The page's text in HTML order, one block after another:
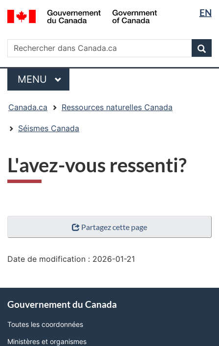
Passer
au
principal
Passer
à
sujet
du
gouvernement »
Passer
à
version
HTML
simplifiée
la
langue
EN
Rechercher
Rechercher
dans
Canada.ca
Menu
MENU PRINCIPAL
êtes
ici
Canada.ca Ressources naturelles Canada
Séismes Canada
L'avez-vous ressenti?
"Détails
page"
Partagez cette page
Date de modification : 2026-01-21
propos
de
ce
Gouvernement du Canada
Toutes les coordonnées
Ministères et organismes